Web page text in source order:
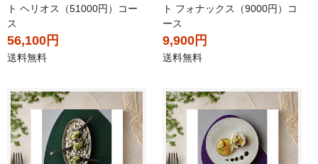
ト ヘリオス（51000円）コー
ス
56,100円
送料無料
ト フォナックス（9000円）コ
ース
9,900円
送料無料